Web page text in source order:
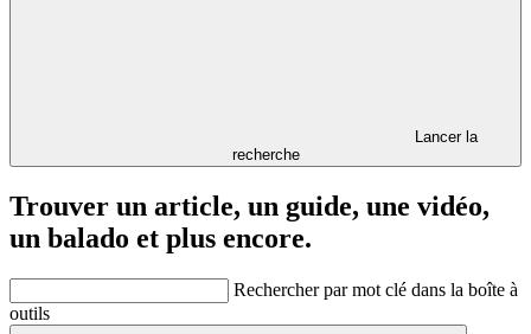
Lancer la
recherche
Trouver un article, un guide, une vidéo,
un balado et plus encore.
Rechercher par mot clé dans la boîte à
outils